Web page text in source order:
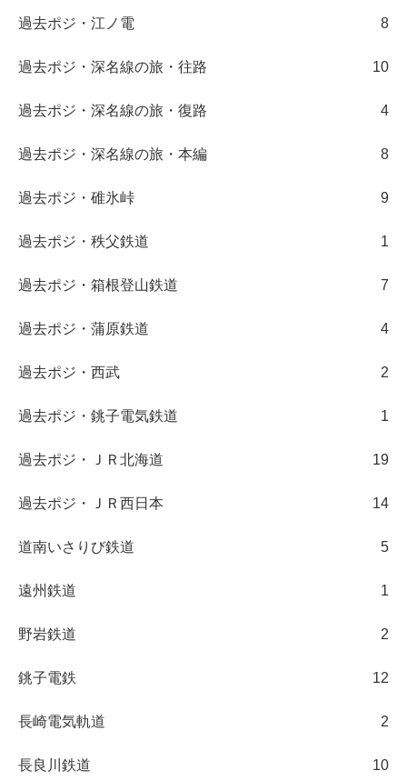
過去ポジ・江ノ電 8
過去ポジ・深名線の旅・往路 10
過去ポジ・深名線の旅・復路 4
過去ポジ・深名線の旅・本編 8
過去ポジ・碓氷峠 9
過去ポジ・秩父鉄道 1
過去ポジ・箱根登山鉄道 7
過去ポジ・蒲原鉄道 4
過去ポジ・西武 2
過去ポジ・銚子電気鉄道 1
過去ポジ・ＪＲ北海道 19
過去ポジ・ＪＲ西日本 14
道南いさりび鉄道 5
遠州鉄道 1
野岩鉄道 2
銚子電鉄 12
長崎電気軌道 2
長良川鉄道 10